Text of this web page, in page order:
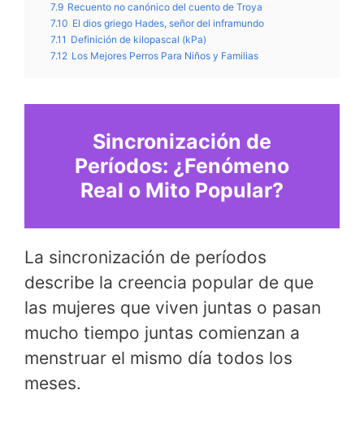
7.9 Recuento no canónico del cuento de Troya
7.10 El dios griego Hades, señor del inframundo
7.11 Definición de kilopascal (kPa)
7.12 Los Mejores Perros Para Niños y Familias
Sincronización de
Períodos: ¿Fenómeno
Real o Mito Popular?
La sincronización de períodos
describe la creencia popular de que
las mujeres que viven juntas o pasan
mucho tiempo juntas comienzan a
menstruar el mismo día todos los
meses.